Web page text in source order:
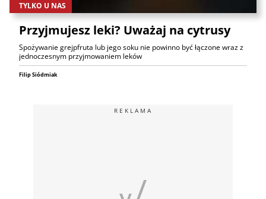
TYLKO U NAS
Przyjmujesz leki? Uważaj na cytrusy
Spożywanie grejpfruta lub jego soku nie powinno być łączone wraz z
jednoczesnym przyjmowaniem leków
Filip Siódmiak
REKLAMA